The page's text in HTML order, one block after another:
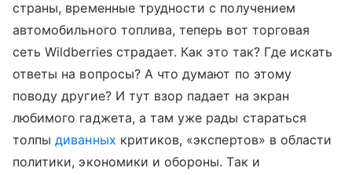
страны, временные трудности с получением
автомобильного топлива, теперь вот торговая
сеть Wildberries страдает. Как это так? Где искать
ответы на вопросы? А что думают по этому
поводу другие? И тут взор падает на экран
любимого гаджета, а там уже рады стараться
толпыдиванных критиков, «экспертов» в области
политики, экономики и обороны. Так и